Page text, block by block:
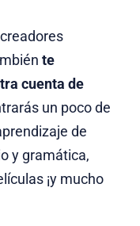
te
cuenta de
un poco de
de
y gramática,
¡y mucho